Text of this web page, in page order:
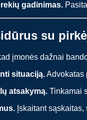
gadinimas.
su
įmonės dažnai
situaciją.Advokatas
atsakymą. Tinkamai
Įskaitant